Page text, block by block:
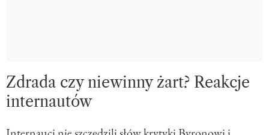
Zdrada czy niewinny żart? Reakcje
internautów